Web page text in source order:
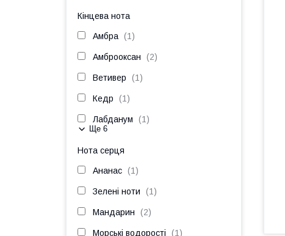
Кінцева нота
Амбра 1
Амброоксан 2
Ветивер 1
Кедр 1
Лабданум 1
Ще 6
Нота серця
Ананас 1
Зелені ноти 1
Мандарин 2
Морські водорості 1